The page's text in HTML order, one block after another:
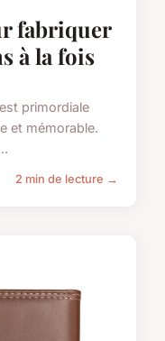
fabriquer
à la fois
primordiale
et mémorable.
2 min de lecture →